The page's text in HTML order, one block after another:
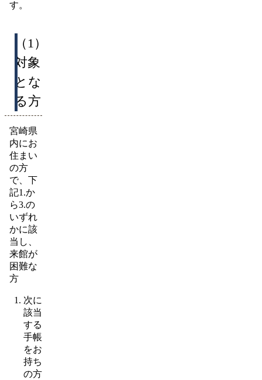
す。
（1）
対象
とな
る方
宮崎県
内にお
住まい
の方
で、下
記1.か
ら3.の
いずれ
かに該
当し、
来館が
困難な
方
次に
該当
する
手帳
をお
持ち
の方